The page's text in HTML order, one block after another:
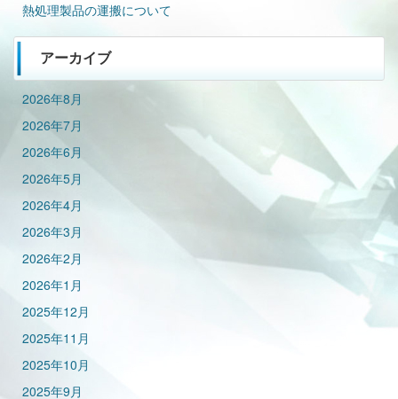
熱処理製品の運搬について
アーカイブ
2026年8月
2026年7月
2026年6月
2026年5月
2026年4月
2026年3月
2026年2月
2026年1月
2025年12月
2025年11月
2025年10月
2025年9月